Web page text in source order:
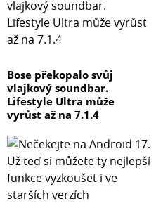
Bose překopalo svůj
vlajkový soundbar.
Lifestyle Ultra může
vyrůst až na 7.1.4